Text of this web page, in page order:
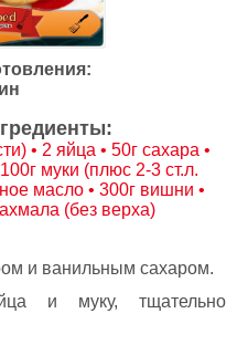
• 2 яйца • 50г сахара •
муки (плюс 2-3 ст.л.
масло • 300г вишни •
(без верха)
и ванильным сахаром.
и муку, тщательно